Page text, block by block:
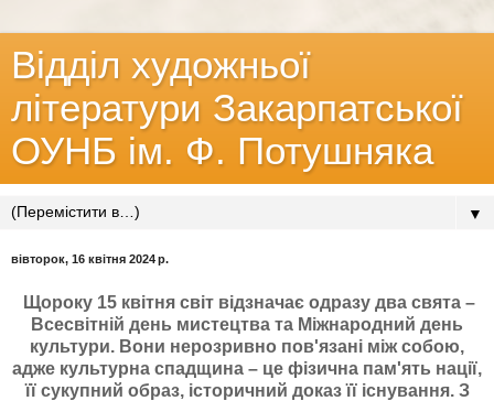
Відділ художньої
літератури Закарпатської
ОУНБ ім. Ф. Потушняка
▼
вівторок, 16 квітня 2024 р.
Щороку 15 квітня світ відзначає одразу два свята –
Всесвітній день мистецтва та Міжнародний день
культури. Вони нерозривно пов'язані між собою,
адже культурна спадщина – це фізична пам'ять нації,
її сукупний образ, історичний доказ її існування. З